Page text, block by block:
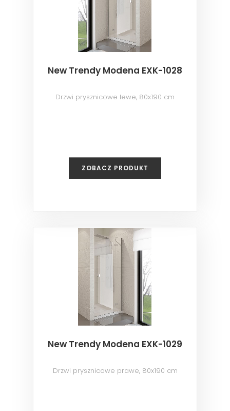
New Trendy Modena EXK-1028
Drzwi prysznicowe lewe, 80x190 cm
ZOBACZ PRODUKT
New Trendy Modena EXK-1029
Drzwi prysznicowe prawe, 80x190 cm